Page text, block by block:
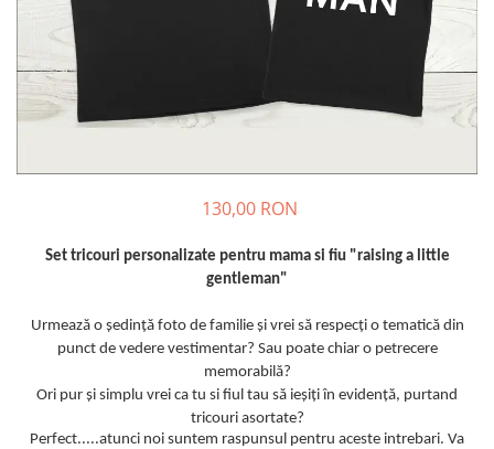
Body bebelusi personalizate
Perne personalizate
Plusuri personalizate
Agende personalizate
Cadouri Personalizate Unice
Cadouri pentru Doctori
Cadouri Pensionare
Cadouri Profesori
130,00 RON
Set tricouri personalizate pentru mama si fiu "raising a little
gentleman"
Urmează o ședință foto de familie și vrei să respecți o tematică din
punct de vedere vestimentar? Sau poate chiar o petrecere
memorabilă?
Ori pur și simplu vrei ca tu si fiul tau să ieșiți în evidență, purtand
tricouri asortate?
Perfect.....atunci noi suntem raspunsul pentru aceste intrebari. Va